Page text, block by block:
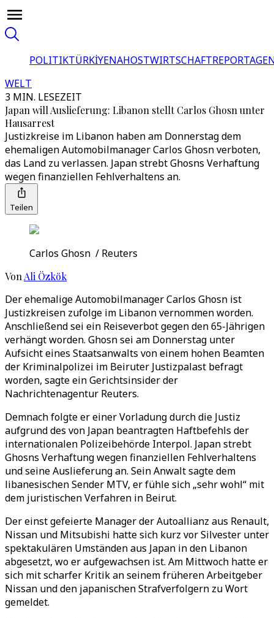
POLITIKTÜRKİYENAHOSTWIRTSCHAFT
WELT
3 MIN. LESEZEIT
Japan will Auslieferung: Libanon stellt Carlos Ghosn unter
Hausarrest
Justizkreise im Libanon haben am Donnerstag dem
ehemaligen Automobilmanager Carlos Ghosn verboten,
das Land zu verlassen. Japan strebt Ghosns Verhaftung
wegen finanziellen Fehlverhaltens an.
Teilen
Carlos Ghosn / Reuters
Von Ali Özkök
Der ehemalige Automobilmanager Carlos Ghosn ist
Justizkreisen zufolge im Libanon vernommen worden.
Anschließend sei ein Reiseverbot gegen den 65-Jährigen
verhängt worden. Ghosn sei am Donnerstag unter
Aufsicht eines Staatsanwalts von einem hohen Beamten
der Kriminalpolizei im Beiruter Justizpalast befragt
worden, sagte ein Gerichtsinsider der
Nachrichtenagentur Reuters.
Demnach folgte er einer Vorladung durch die Justiz
aufgrund des von Japan beantragten Haftbefehls der
internationalen Polizeibehörde Interpol. Japan strebt
Ghosns Verhaftung wegen finanziellen Fehlverhaltens
und seine Auslieferung an. Sein Anwalt sagte dem
libanesischen Sender MTV, er fühle sich „sehr wohl“ mit
dem juristischen Verfahren in Beirut.
Der einst gefeierte Manager der Autoallianz aus Renault,
Nissan und Mitsubishi hatte sich kurz vor Silvester unter
spektakulären Umständen aus Japan in den Libanon
abgesetzt, wo er aufgewachsen ist. Am Mittwoch hatte er
sich mit scharfer Kritik an seinem früheren Arbeitgeber
Nissan und den japanischen Strafverfolgern zu Wort
gemeldet.